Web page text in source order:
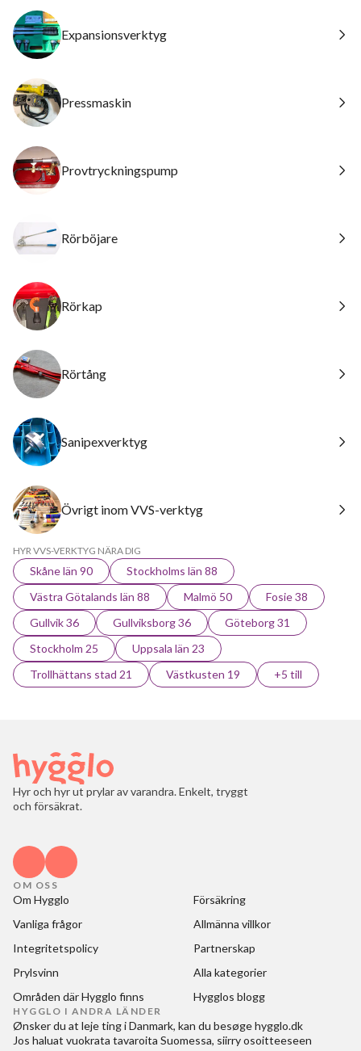
Expansionsverktyg
Pressmaskin
Provtryckningspump
Rörböjare
Rörkap
Rörtång
Sanipexverktyg
Övrigt inom VVS-verktyg
HYR VVS-VERKTYG NÄRA DIG
Skåne län 90
Stockholms län 88
Västra Götalands län 88
Malmö 50
Fosie 38
Gullvik 36
Gullviksborg 36
Göteborg 31
Stockholm 25
Uppsala län 23
Trollhättans stad 21
Västkusten 19 +5 till
Hyr och hyr ut prylar av varandra. Enkelt, tryggt
och försäkrat.
OM OSS
Om Hygglo
Försäkring
Vanliga frågor
Allmänna villkor
Integritetspolicy
Partnerskap
Prylsvinn
Alla kategorier
Områden där Hygglo finns
Hygglos blogg
HYGGLO I ANDRA LÄNDER
Ønsker du at leje ting i Danmark, kan du besøgehygglo.dk
Jos haluat vuokrata tavaroita Suomessa, siirry osoitteeseen